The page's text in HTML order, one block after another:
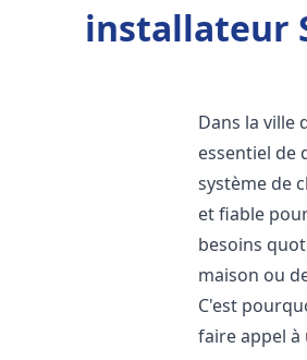
installateur
Dans la ville
essentiel de
système de
et fiable
besoins
maison ou
C'est
faire appel à